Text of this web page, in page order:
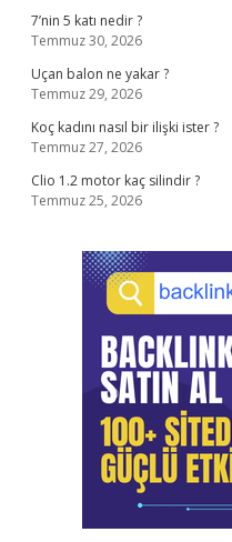
7’nin 5 katı nedir ?
Temmuz 30, 2026
Uçan balon ne yakar ?
Temmuz 29, 2026
Koç kadını nasıl bir ilişki ister ?
Temmuz 27, 2026
Clio 1.2 motor kaç silindir ?
Temmuz 25, 2026